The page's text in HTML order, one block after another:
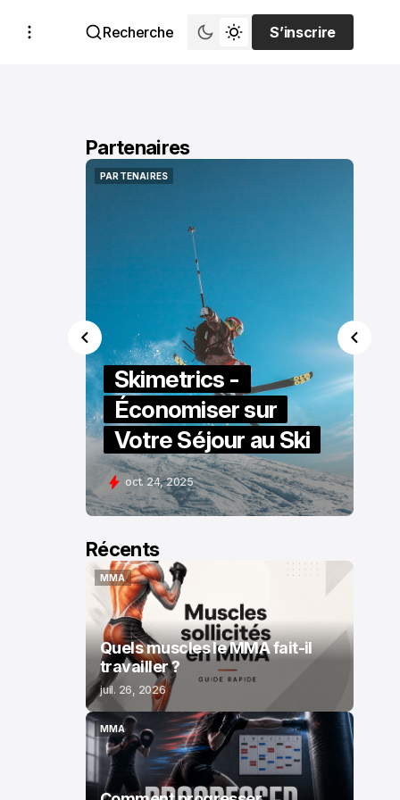
Recherche
S’inscrire
S’inscrire
Partenaires
PARTENAIRES
Skimetrics -
Économiser sur
Votre Séjour au Ski
oct. 24, 2025
Récents
MMA
MMA
Quels muscles le MMA fait-il
travailler ?
juil. 26, 2026
MMA
MMA